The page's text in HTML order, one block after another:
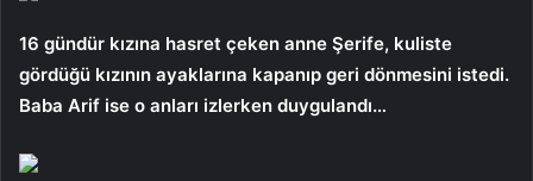
16 gündür kızına hasret çeken anne Şerife, kuliste
gördüğü kızının ayaklarına kapanıp geri dönmesini istedi.
Baba Arif ise o anları izlerken duygulandı…